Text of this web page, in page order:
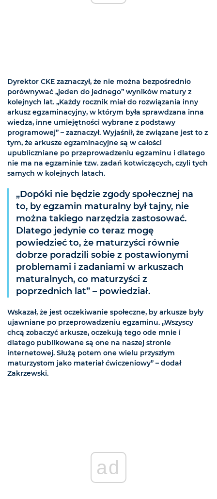
Dyrektor CKE zaznaczył, że nie można bezpośrednio
porównywać „jeden do jednego” wyników matury z
kolejnych lat. „Każdy rocznik miał do rozwiązania inny
arkusz egzaminacyjny, w którym była sprawdzana inna
wiedza, inne umiejętności wybrane z podstawy
programowej” – zaznaczył. Wyjaśnił, że związane jest to z
tym, że arkusze egzaminacyjne są w całości
upubliczniane po przeprowadzeniu egzaminu i dlatego
nie ma na egzaminie tzw. zadań kotwiczących, czyli tych
samych w kolejnych latach.
„Dopóki nie będzie zgody społecznej na
to, by egzamin maturalny był tajny, nie
można takiego narzędzia zastosować.
Dlatego jedynie co teraz mogę
powiedzieć to, że maturzyści równie
dobrze poradzili sobie z postawionymi
problemami i zadaniami w arkuszach
maturalnych, co maturzyści z
poprzednich lat” – powiedział.
Wskazał, że jest oczekiwanie społeczne, by arkusze były
ujawniane po przeprowadzeniu egzaminu. „Wszyscy
chcą zobaczyć arkusze, oczekują tego ode mnie i
dlatego publikowane są one na naszej stronie
internetowej. Służą potem one wielu przyszłym
maturzystom jako materiał ćwiczeniowy” – dodał
Zakrzewski.
ad